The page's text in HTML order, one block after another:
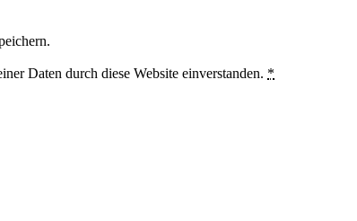
Daten durch diese Website einverstanden. *